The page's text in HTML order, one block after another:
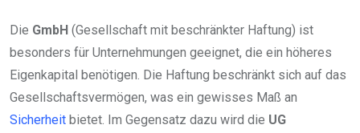
Die GmbH (Gesellschaft mit beschränkter Haftung) ist
besonders für Unternehmungen geeignet, die ein höheres
Eigenkapital benötigen. Die Haftung beschränkt sich auf das
Gesellschaftsvermögen, was ein gewisses Maß an
Sicherheit bietet. Im Gegensatz dazu wird die UG